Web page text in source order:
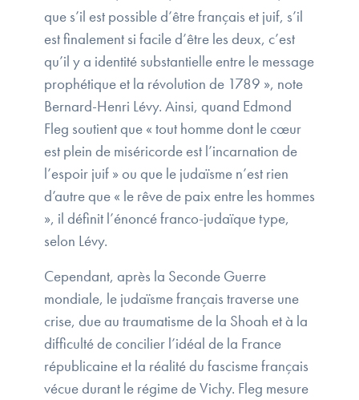
que s’il est possible d’être français et juif, s’il
est finalement si facile d’être les deux, c’est
qu’il y a identité substantielle entre le message
prophétique et la révolution de 1789 », note
Bernard-Henri Lévy. Ainsi, quand Edmond
Fleg soutient que « tout homme dont le cœur
est plein de miséricorde est l’incarnation de
l’espoir juif » ou que le judaïsme n’est rien
d’autre que « le rêve de paix entre les hommes
», il définit l’énoncé franco-judaïque type,
selon Lévy.
Cependant, après la Seconde Guerre
mondiale, le judaïsme français traverse une
crise, due au traumatisme de la Shoah et à la
difficulté de concilier l’idéal de la France
républicaine et la réalité du fascisme français
vécue durant le régime de Vichy. Fleg mesure